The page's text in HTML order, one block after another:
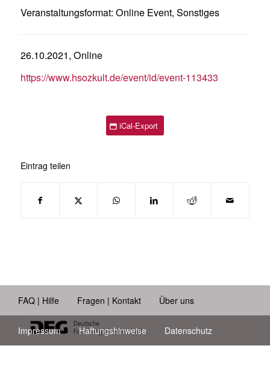
Veranstaltungsformat: Online Event, Sonstiges
26.10.2021, Online
https://www.hsozkult.de/event/id/event-113433
iCal-Export
Eintrag teilen
FAQ | Hilfe Fragen | Kontakt Über uns
Impressum Haftungshinweise Datenschutz